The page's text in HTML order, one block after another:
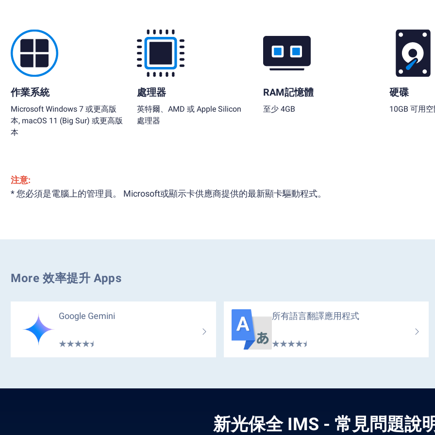
作業系統
Microsoft Windows 7 或更高版
本, macOS 11 (Big Sur) 或更高版
本
處理器
英特爾、AMD 或 Apple Silicon
處理器
RAM記憶體
至少 4GB
硬碟
10GB 可用
注意:
* 您必須是電腦上的管理員。 Microsoft或顯示卡供應商提供的最新顯卡驅動程式。
More 效率提升 Apps
Google Gemini 所有語言翻譯應用程式
新光保全 IMS - 常見問題說